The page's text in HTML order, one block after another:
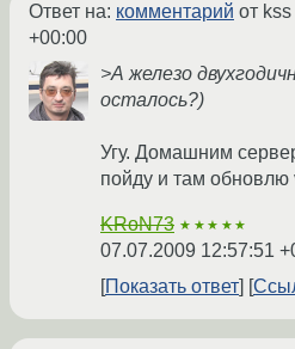
Ответ на: комментарий от kss
+00:00
>А железо
осталось?)
Угу. Домашним
пойду и там обновлю
KRoN73 ★★★★★
07.07.2009 12:57:51
Показать ответ